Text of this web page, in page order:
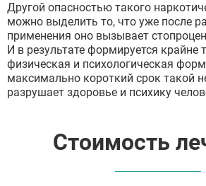
Другой опасностью такого
можно выделить то, что уже после
применения оно вызывает
И в результате формируется крайне
физическая и психологическая
максимально короткий срок такой
разрушает здоровье и психику
Стоимость